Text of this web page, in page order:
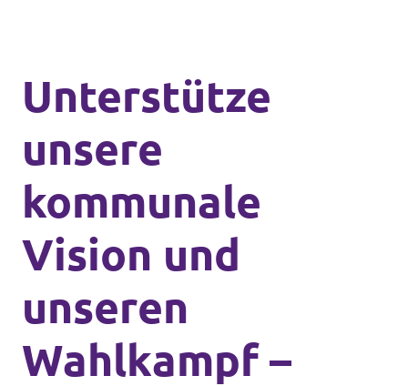
Unterstütze
unsere
kommunale
Vision und
unseren
Wahlkampf –